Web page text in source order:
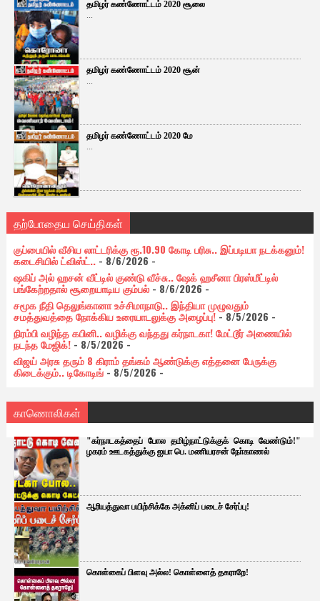
தமிழர் கண்ணோட்டம் 2020 சூலை
...
தமிழர் கண்ணோட்டம் 2020 சூன்
...
தமிழர் கண்ணோட்டம் 2020 மே
...
தற்போதைய செய்திகள்
குப்பையில் வீசிய லாட்டரிக்கு ரூ.10.90 கோடி பரிசு.. இப்படியா நடக்கனும்!
கடைசியில் ட்விஸ்ட்..- 8/6/2026 -
ஷகிப் அல் ஹசன் வீட்டில் குண்டு வீச்சு.. ஷேக் ஹசீனா பிரஸ்மீட்டில்
பங்கேற்றதால் சூறையாடிய கும்பல்- 8/6/2026-
சமூக நீதி தெலுங்கானா உச்சிமாநாடு.. இந்தியா முழுவதும்
சமத்துவத்தை நோக்கிய உரையாடலுக்கு அழைப்பு!- 8/5/2026 -
நிரம்பி வழிந்த கபினி.. வழிக்கு வந்தது கர்நாடகா! மேட்டூர் அணையில்
நடந்த மேஜிக்!- 8/5/2026 -
விஜய் அரசு தரும் 8 கிராம் தங்கம் ஆண்டுக்கு எத்தனை பேருக்கு
கிடைக்கும்.. டிகோடிங்- 8/5/2026 -
காணொலிகள்
"கர்நாடகத்தைப் போல தமிழ்நாட்டுக்குக் கொடி வேண்டும்!"
ழகரம் ஊடகத்துக்கு ஐயா பெ. மணியரசன் நோ்காணல்
ஆரியத்துவா பயிற்சிக்கே அக்னிப் படைச் சேர்ப்பு!
கொள்கைப் பிளவு அல்ல! கொள்ளைத் தகராறே!